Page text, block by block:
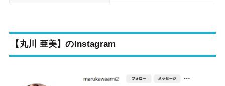
【丸川 亜美】のInstagram